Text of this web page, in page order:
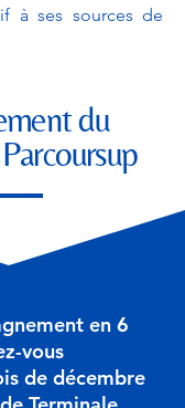
à ses sources de
du
en 6
vous
de décembre